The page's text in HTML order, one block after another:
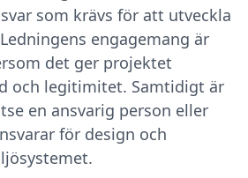
som krävs för att utveckla
engagemang är
det ger projektet
och legitimitet. Samtidigt är
en ansvarig person eller
för design och